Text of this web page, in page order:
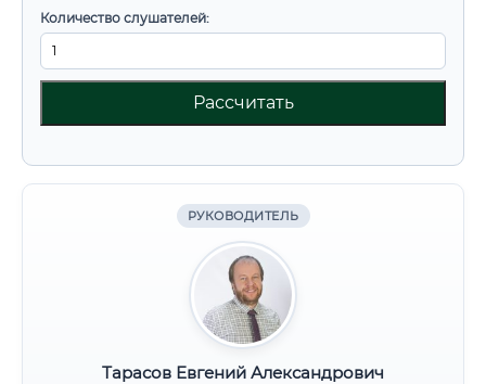
Количество слушателей:
Рассчитать
РУКОВОДИТЕЛЬ
Тарасов Евгений Александрович